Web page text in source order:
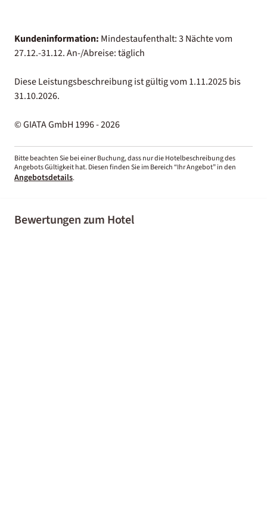
Kundeninformation: Mindestaufenthalt: 3 Nächte vom
27.12.-31.12. An-/Abreise: täglich
Diese Leistungsbeschreibung ist gültig vom 1.11.2025 bis
31.10.2026.
© GIATA GmbH 1996 - 2026
Bitte beachten Sie bei einer Buchung, dass nur die Hotelbeschreibung des
Angebots Gültigkeit hat. Diesen finden Sie im Bereich “Ihr Angebot” in den
Angebotsdetails.
Bewertungen zum Hotel